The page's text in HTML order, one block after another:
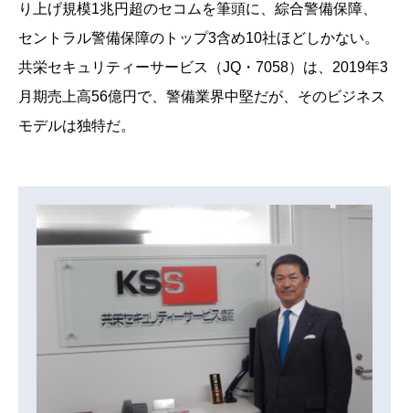
り上げ規模1兆円超のセコムを筆頭に、綜合警備保障、
セントラル警備保障のトップ3含め10社ほどしかない。
共栄セキュリティーサービス（JQ・7058）は、2019年3
月期売上高56億円で、警備業界中堅だが、そのビジネス
モデルは独特だ。